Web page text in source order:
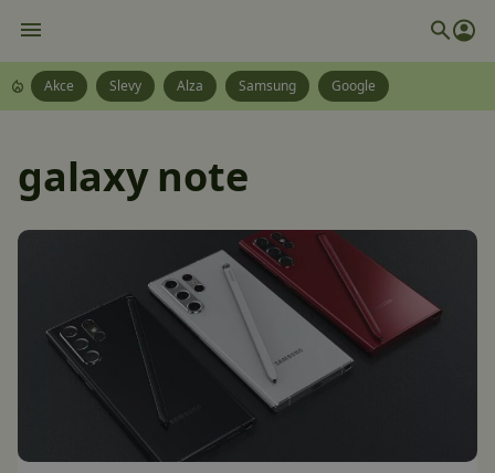
Akce Slevy Alza Samsung Google
galaxy note